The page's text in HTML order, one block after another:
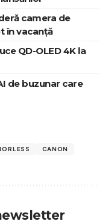
camera de
în vacanță
QD-OLED 4K la
de buzunar care
CANON